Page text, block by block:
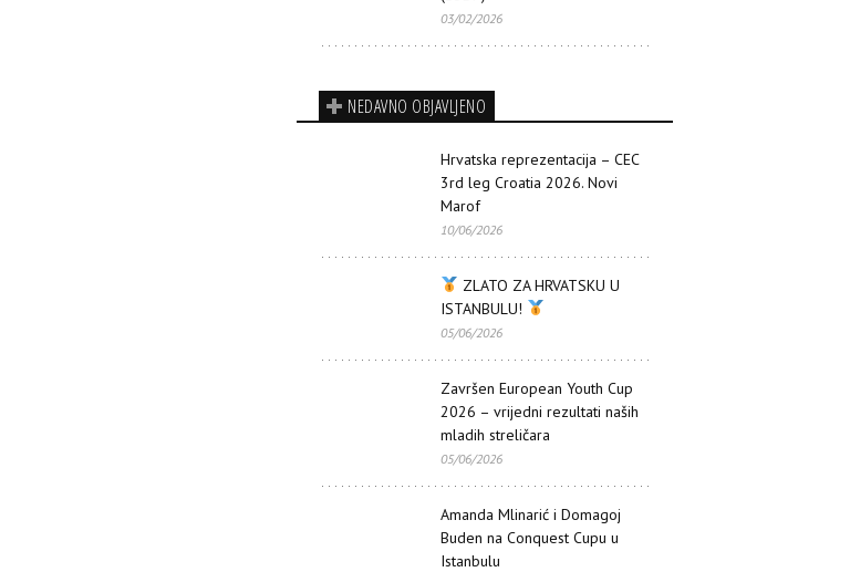
03/02/2026
NEDAVNO OBJAVLJENO
Hrvatska reprezentacija – CEC
3rd leg Croatia 2026. Novi
Marof
10/06/2026
ZLATO ZA HRVATSKU U
ISTANBULU!
05/06/2026
Završen European Youth Cup
2026 – vrijedni rezultati naših
mladih streličara
05/06/2026
Amanda Mlinarić i Domagoj
Buden na Conquest Cupu u
Istanbulu